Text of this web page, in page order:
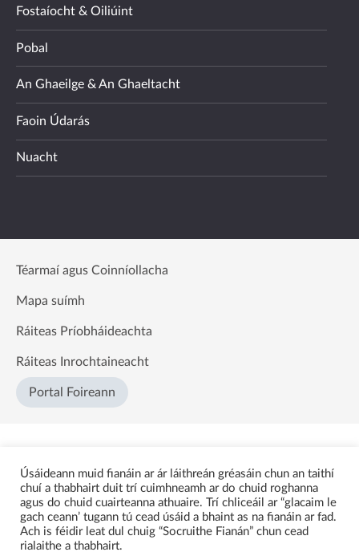
Fostaíocht & Oiliúint
Pobal
An Ghaeilge & An Ghaeltacht
Faoin Údarás
Nuacht
Téarmaí agus Coinníollacha
Mapa suímh
Ráiteas Príobháideachta
Ráiteas Inrochtaineacht
Portal Foireann
Úsáideann muid fianáin ar ár láithreán gréasáin chun an taithí
chuí a thabhairt duit trí cuimhneamh ar do chuid roghanna
agus do chuid cuairteanna athuaire. Trí chliceáil ar “glacaim le
gach ceann’ tugann tú cead úsáid a bhaint as na fianáin ar fad.
Ach is féidir leat dul chuig “Socruithe Fianán” chun cead
rialaithe a thabhairt.